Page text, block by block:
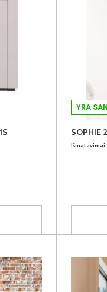
YRA
SOPHIE
Išmatavimai: